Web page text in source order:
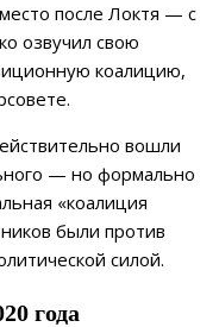
после Локтя — с
озвучил свою
коалицию,
вошли
— но формально
«коалиция
были против
силой.
года